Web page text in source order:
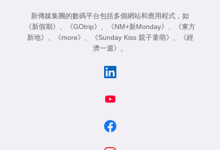
新傳媒集團的數碼平台包括多個網站和應用程式，如
《新假期》
《GOtrip》 《NM+新Monday》
《東方
新地》
《more》 《Sunday Kiss 親子童萌》
《經
濟一週》
。